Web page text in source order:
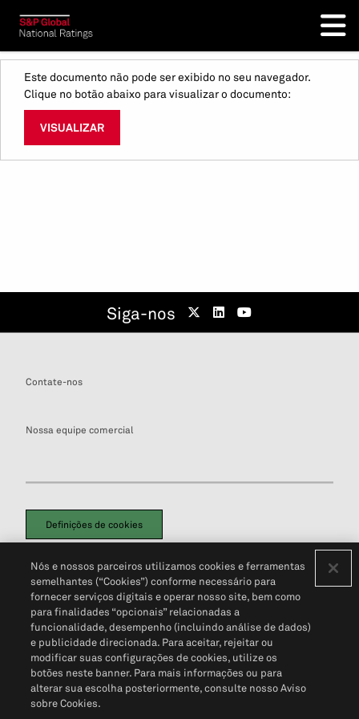
Este documento não pode ser exibido no seu navegador.
Clique no botão abaixo para visualizar o documento:
VISUALIZAR
Siga-nos
Contate-nos
Nossa equipe comercial
Definições de cookies
Política de PrivacidadePortal de privacidade do cliente (em inglês)
Não Venda Minhas Informações Pessoais© 2026 S&P Global
Nós e nossos parceiros utilizamos cookies e ferramentas
semelhantes (“Cookies”) conforme necessário para
fornecer serviços digitais e operar nosso site, bem como
para finalidades “opcionais” relacionadas a
funcionalidade, desempenho (incluindo análise de dados)
e publicidade direcionada. Para aceitar, rejeitar ou
modificar suas configurações de cookies, utilize os
botões neste banner. Para mais informações ou para
alterar sua escolha posteriormente, consulte nosso Aviso
sobre Cookies.